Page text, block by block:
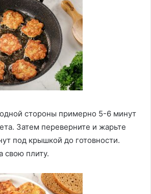
стороны примерно 5-6 минут
Затем переверните и жарьте
под крышкой до готовности.
свою плиту.